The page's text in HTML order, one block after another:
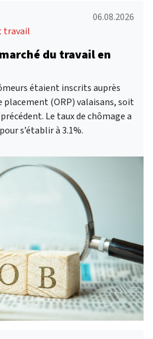
06.08.2026
travail
du travail en
étaient inscrits auprès
placement (ORP) valaisans, soit
Le taux de chômage a
s’établir à 3.1%.